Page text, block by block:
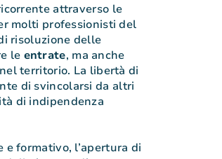
attraverso le
molti professionisti del
risoluzione delle
le entrate, ma anche
territorio. La libertà di
di svincolarsi da altri
di indipendenza
formativo, l’apertura di